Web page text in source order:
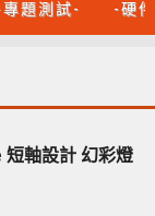
題測試- -硬
軸設計 幻彩燈